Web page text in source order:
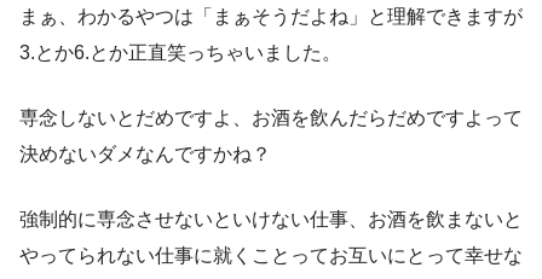
まぁ、わかるやつは「まぁそうだよね」と理解できますが
3.とか6.とか正直笑っちゃいました。
専念しないとだめですよ、お酒を飲んだらだめですよって
決めないダメなんですかね？
強制的に専念させないといけない仕事、お酒を飲まないと
やってられない仕事に就くことってお互いにとって幸せな